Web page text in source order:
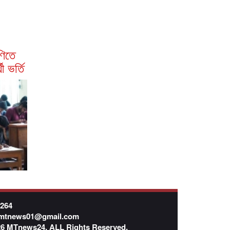
ভর্তি
MTnews24. ALL Rights Reserved.